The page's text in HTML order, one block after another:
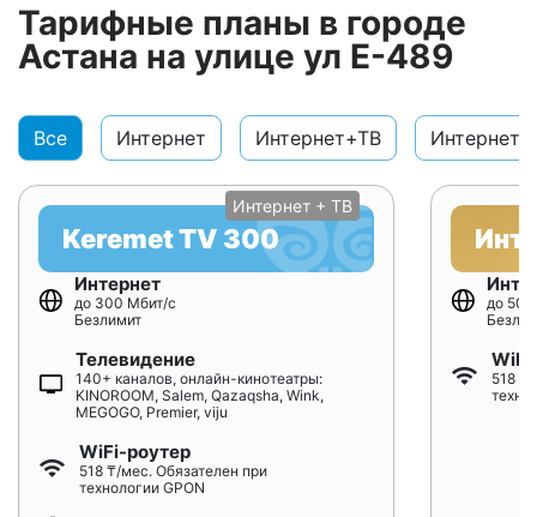
Тарифные планы в городе
Астана на улице ул Е-489
Все Интернет Интернет+ТВ
Интернет + ТВ
Keremet TV 300
Интернет
до 300 Мбит/с
Безлимит
Телевидение
140+ каналов, онлайн-кинотеатры:
KINOROOM, Salem, Qazaqsha, Wink,
MEGOGO, Premier, viju
WiFi-роутер
518 ₸/мес. Обязателен при
технологии GPON
до
518